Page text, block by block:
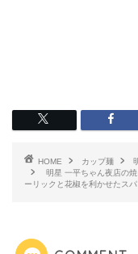
HOME カップ麺
明星 一平ちゃん夜店の
ーリックと花椒を利かせたス